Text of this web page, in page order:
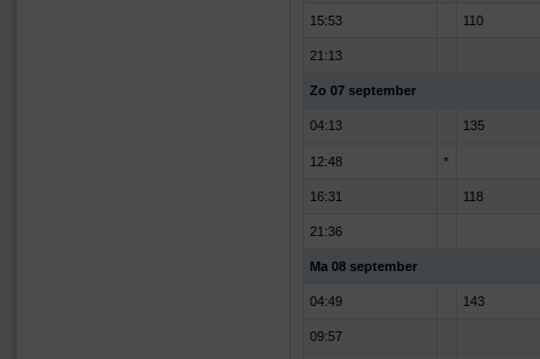
15:53 110
21:13
Zo 07 september
04:13 135
12:48 *
16:31 118
21:36
Ma 08 september
04:49 143
09:57